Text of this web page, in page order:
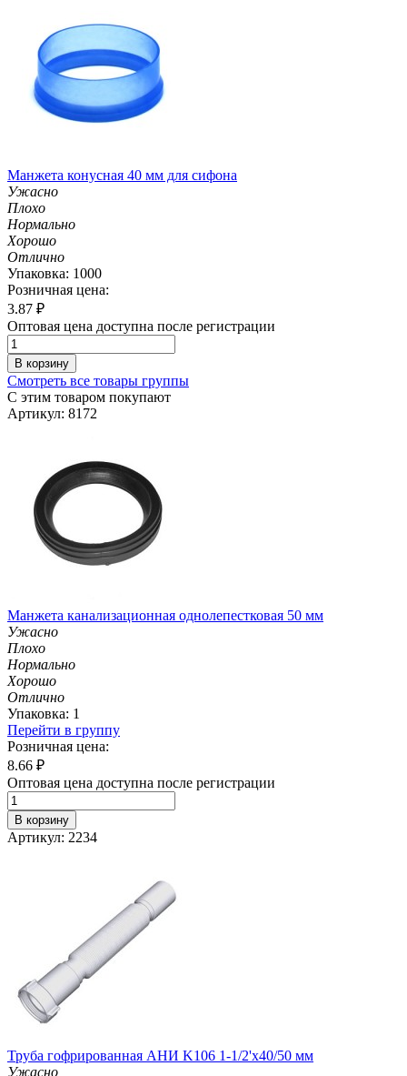
Манжета конусная 40 мм для сифона
Ужасно
Плохо
Нормально
Хорошо
Отлично
Упаковка: 1000
Розничная цена:
3.87 ₽
Оптовая цена доступна после регистрации
В корзину
Смотреть все товары группы
С этим товаром покупают
Артикул: 8172
Манжета канализационная однолепестковая 50 мм
Ужасно
Плохо
Нормально
Хорошо
Отлично
Упаковка: 1
Перейти в группу
Розничная цена:
8.66 ₽
Оптовая цена доступна после регистрации
В корзину
Артикул: 2234
Труба гофрированная АНИ K106 1-1/2'х40/50 мм
Ужасно